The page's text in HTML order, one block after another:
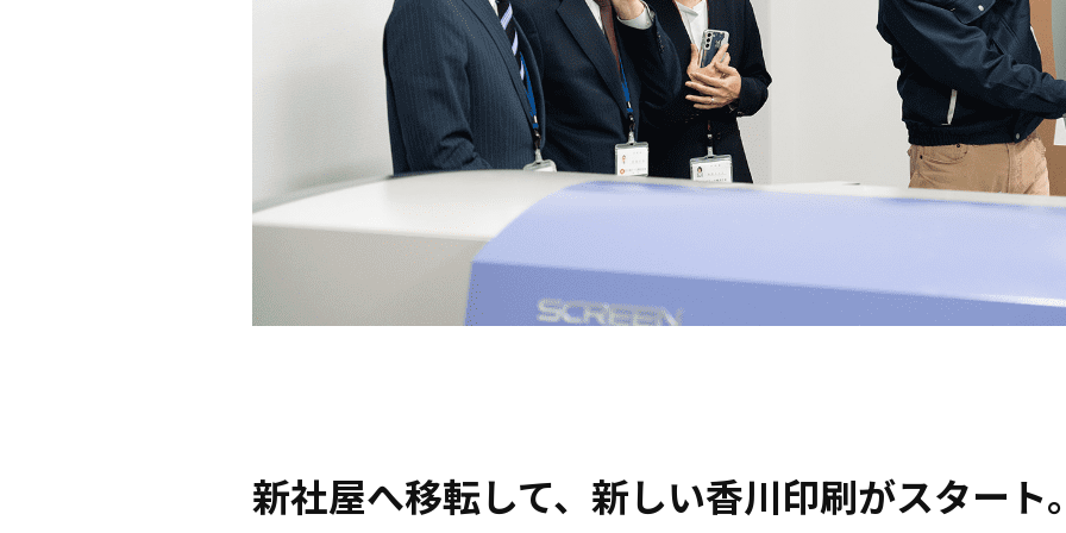
新社屋へ移転して、新しい香川印刷がスタート